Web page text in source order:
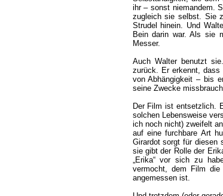
ihr – sonst niemandem.
zugleich sie selbst. Sie
Strudel hinein. Und
Bein darin war. Als sie
Messer.
Auch Walter benutzt
zurück. Er erkennt, dass
von Abhängigkeit – bis
seine Zwecke
Der Film ist entsetzlich.
solchen Lebensweise
ich noch nicht) zweifelt
auf eine furchbare Art
Girardot sorgt für diesen
sie gibt der Rolle der
„Erika“ vor sich zu
vermocht, dem Film die
angemessen ist.